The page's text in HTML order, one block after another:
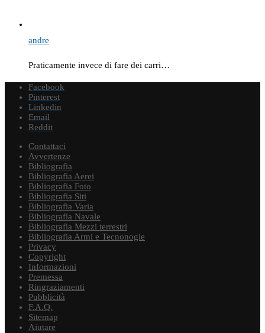
andre
Praticamente invece di fare dei carri…
Facebook
Pinterest
Linkedin
Email
Reddit
Contattaci
Avvertenze
Bibliografia
Bibliografia Aerei
Bibliografia Foto
Bibliografia Siti
Bibliografia Varia
Bibliografia Navale
Bibliografia Mezzi terrestri
Bibliografia Armi e Tecnonogie
Privacy
Copyright
Informazioni
Premessa
Ringraziamenti
Pubblicità
F.A.Q.
Sitemap
Aiutare